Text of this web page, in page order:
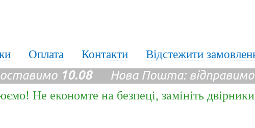
Оплата Контакти Відстежити
10.08Нова Пошта: відправимо
Не економте на безпеці, замініть